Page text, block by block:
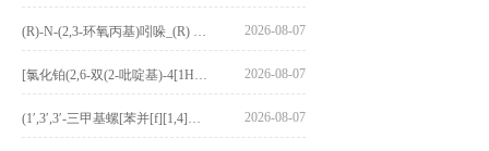
2026-08-07
2026-08-07
2026-08-07